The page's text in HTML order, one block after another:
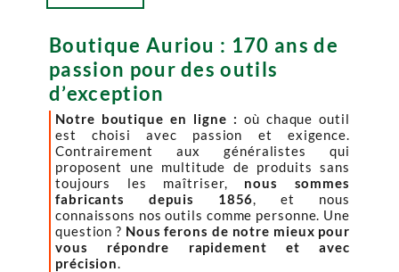
Boutique Auriou : 170 ans de
passion pour des outils
d’exception
Notre boutique en ligne : où chaque outil
est choisi avec passion et exigence.
Contrairement aux généralistes qui
proposent une multitude de produits sans
toujours les maîtriser, nous sommes
fabricants depuis 1856, et nous
connaissons nos outils comme personne. Une
question ? Nous ferons de notre mieux pour
vous répondre rapidement et avec
précision.